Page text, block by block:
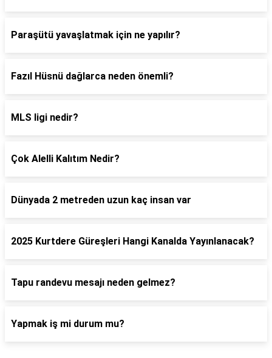
Paraşütü yavaşlatmak için ne yapılır?
Fazıl Hüsnü dağlarca neden önemli?
MLS ligi nedir?
Çok Alelli Kalıtım Nedir?
Dünyada 2 metreden uzun kaç insan var
2025 Kurtdere Güreşleri Hangi Kanalda Yayınlanacak?
Tapu randevu mesajı neden gelmez?
Yapmak iş mi durum mu?